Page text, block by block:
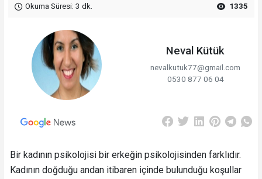
Okuma Süresi: 3 dk. 1335
Neval Kütük
nevalkutuk77@gmail.com
0530 877 06 04
Bir kadının psikolojisi bir erkeğin psikolojisinden farklıdır.
Kadının doğduğu andan itibaren içinde bulunduğu koşullar